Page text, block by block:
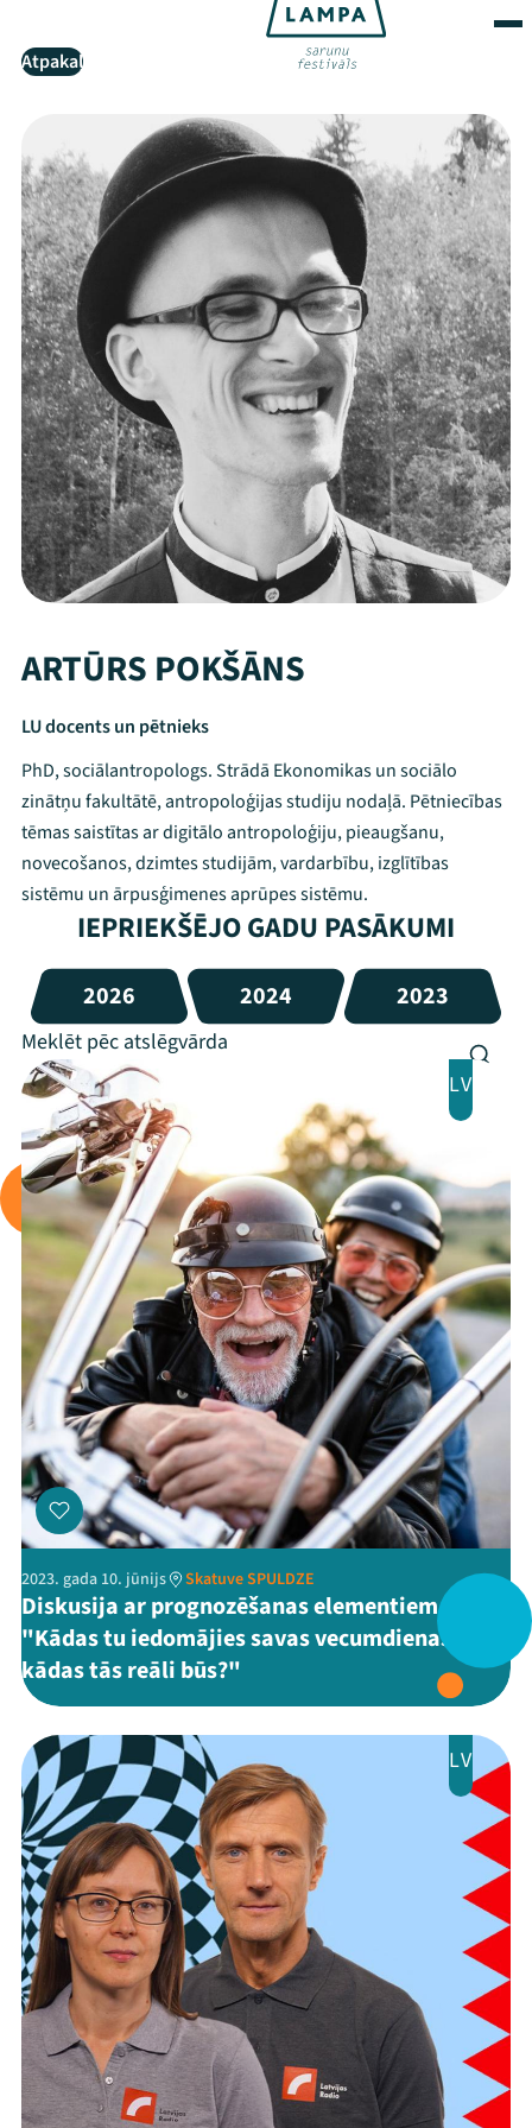
Mana programma
Festivāls
Programma
Arhīvs
Viņi bija LAMPĀ 2026
Jaunumi
Ziedo
Veikals
Kontakti
Atpakaļ
ARTŪRS POKŠĀNS
LU docents un pētnieks
PhD, sociālantropologs. Strādā Ekonomikas un sociālo
zinātņu fakultātē, antropoloģijas studiju nodaļā. Pētniecības
tēmas saistītas ar digitālo antropoloģiju, pieaugšanu,
novecošanos, dzimtes studijām, vardarbību, izglītības
sistēmu un ārpusģimenes aprūpes sistēmu.
IEPRIEKŠĒJO GADU PASĀKUMI
2026 2024 2023
LV
2023. gada 10. jūnijs Skatuve SPULDZE
Diskusija ar prognozēšanas elementiem
"Kādas tu iedomājies savas vecumdienas, un
kādas tās reāli būs?"
LV